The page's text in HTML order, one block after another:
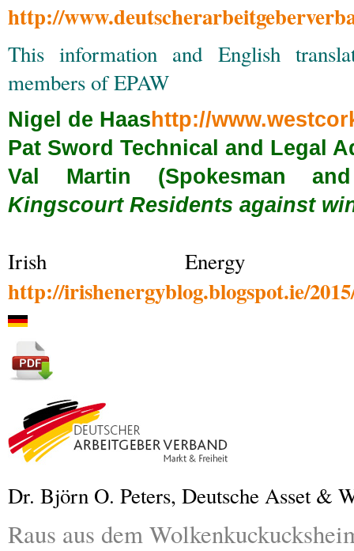
http://
This information and English
members of EPAW
Nigel de Haas http://
Pat Sword Technical and Legal
Val Martin (Spokesman
Kingscourt Residents against
Irish
http://irishenergyblog.blogspot.ie/
Dr. Björn O. Peters, Deutsche Asset &
Raus aus dem